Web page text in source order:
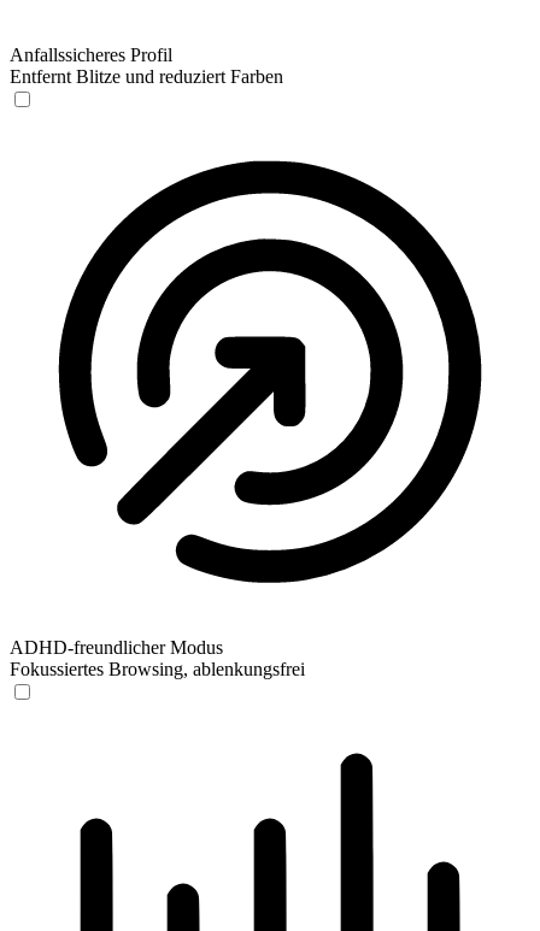
Anfallssicheres Profil
Entfernt Blitze und reduziert Farben
ADHD-freundlicher Modus
Fokussiertes Browsing, ablenkungsfrei